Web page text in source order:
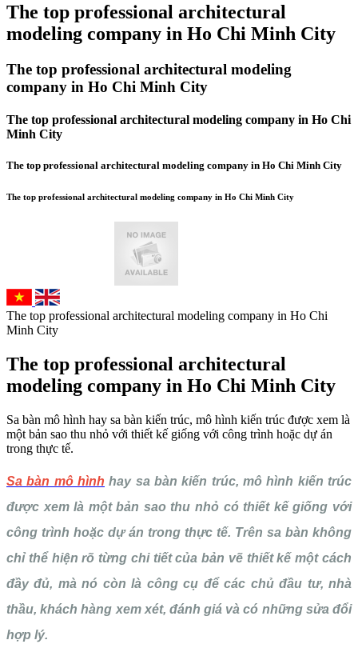
The top professional architectural
modeling company in Ho Chi Minh City
The top professional architectural modeling
company in Ho Chi Minh City
The top professional architectural modeling company in Ho Chi
Minh City
The top professional architectural modeling company in Ho Chi Minh City
The top professional architectural modeling company in Ho Chi Minh City
The top professional architectural modeling company in Ho Chi
Minh City
The top professional architectural
modeling company in Ho Chi Minh City
Sa bàn mô hình hay sa bàn kiến trúc, mô hình kiến trúc được xem là
một bản sao thu nhỏ với thiết kế giống với công trình hoặc dự án
trong thực tế.
Sa bàn mô hình hay sa bàn kiến trúc, mô hình kiến trúc
được xem là một bản sao thu nhỏ có thiết kế giống với
công trình hoặc dự án trong thực tế. Trên sa bàn không
chỉ thể hiện rõ từng chi tiết của bản vẽ thiết kế một cách
đầy đủ, mà nó còn là công cụ để các chủ đầu tư, nhà
thầu, khách hàng xem xét, đánh giá và có những sửa đổi
hợp lý.